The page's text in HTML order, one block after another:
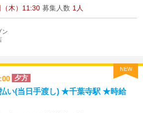
木）11:30 募集人数 1人
ン
NEW
夕方
い(当日手渡し) ★千葉寺駅 ★時給